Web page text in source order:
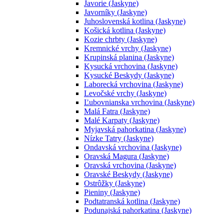
Javorie (Jaskyne)
Javorníky (Jaskyne)
Juhoslovenská kotlina (Jaskyne)
Košická kotlina (Jaskyne)
Kozie chrbty (Jaskyne)
Kremnické vrchy (Jaskyne)
Krupinská planina (Jaskyne)
Kysucká vrchovina (Jaskyne)
Kysucké Beskydy (Jaskyne)
Laborecká vrchovina (Jaskyne)
Levočské vrchy (Jaskyne)
Ľubovnianska vrchovina (Jaskyne)
Malá Fatra (Jaskyne)
Malé Karpaty (Jaskyne)
Myjavská pahorkatina (Jaskyne)
Nízke Tatry (Jaskyne)
Ondavská vrchovina (Jaskyne)
Oravská Magura (Jaskyne)
Oravská vrchovina (Jaskyne)
Oravské Beskydy (Jaskyne)
Ostrôžky (Jaskyne)
Pieniny (Jaskyne)
Podtatranská kotlina (Jaskyne)
Podunajská pahorkatina (Jaskyne)